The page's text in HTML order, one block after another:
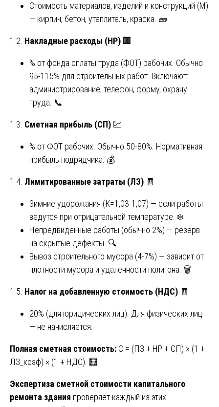
Стоимость материалов, изделий и конструкций (М)
— кирпич, бетон, утеплитель, краска. 🧱
1.2. Накладные расходы (НР) 🏢
% от фонда оплаты труда (ФОТ) рабочих. Обычно
95-115% для строительных работ. Включают:
администрирование, телефон, форму, охрану
труда. 📞
1.3. Сметная прибыль (СП) 💹
% от ФОТ рабочих. Обычно 50-80%. Нормативная
прибыль подрядчика. 💰
1.4. Лимитированные затраты (ЛЗ) 🧾
Зимние удорожания (К=1,03-1,07) — если работы
ведутся при отрицательной температуре. ❄️
Непредвиденные работы (обычно 2%) — резерв
на скрытые дефекты. 🔍
Вывоз строительного мусора (4-7%) — зависит от
плотности мусора и удаленности полигона. 🗑️
1.5. Налог на добавленную стоимость (НДС) 🧾
20% (для юридических лиц). Для физических лиц
— не начисляется.
Полная сметная стоимость: С = (ПЗ + НР + СП) × (1 +
ЛЗ_коэф) × (1 + НДС). 🧮
Экспертиза сметной стоимости капитального
ремонта здания проверяет каждый из этих